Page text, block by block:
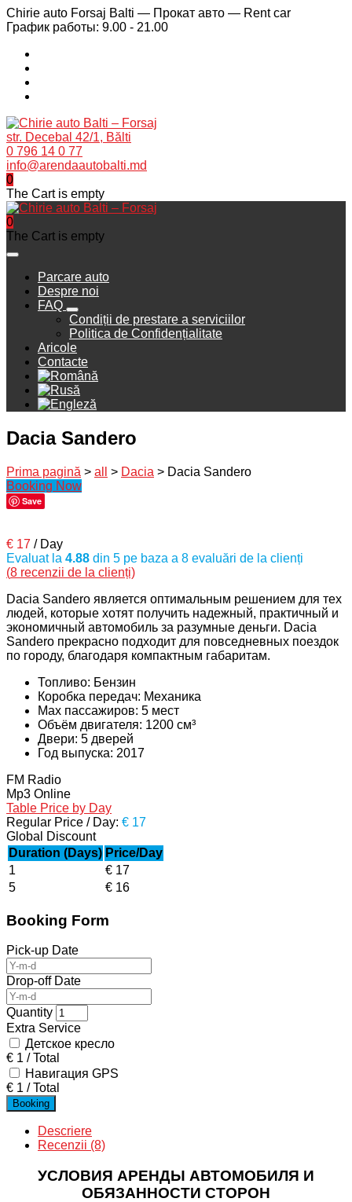
Chirie auto Forsaj Balti — Прокат авто — Rent car
График работы: 9.00 - 21.00
str. Decebal 42/1, Bălti
0 796 14 0 77
info@arendaautobalti.md
0
The Cart is empty
0
The Cart is empty
Parcare auto
Despre noi
FAQ
Condiții de prestare a serviciilor
Politica de Confidențialitate
Aricole
Contacte
Dacia Sandero
Prima pagină > all > Dacia > Dacia Sandero
Booking Now
Save
€ 17 / Day
Evaluat la 4.88 din 5 pe baza a 8 evaluări de la clienți
(8 recenzii de la clienți)
Dacia Sandero является оптимальным решением для тех
людей, которые хотят получить надежный, практичный и
экономичный автомобиль за разумные деньги. Dacia
Sandero прекрасно подходит для повседневных поездок
по городу, благодаря компактным габаритам.
Топливо: Бензин
Коробка передач: Механика
Max пассажиров: 5 мест
Объём двигателя: 1200 см³
Двери: 5 дверей
Год выпуска: 2017
FM Radio
Mp3 Online
Table Price by Day
Regular Price / Day: € 17
Global Discount
Duration (Days) Price/Day
1
€ 17
5
€ 16
Booking Form
Pick-up Date
Drop-off Date
Quantity
Extra Service
Детское кресло
€ 1 / Total
Навигация GPS
€ 1 / Total
Booking
Descriere
Recenzii (8)
УСЛОВИЯ АРЕНДЫ АВТОМОБИЛЯ И
ОБЯЗАННОСТИ СТОРОН